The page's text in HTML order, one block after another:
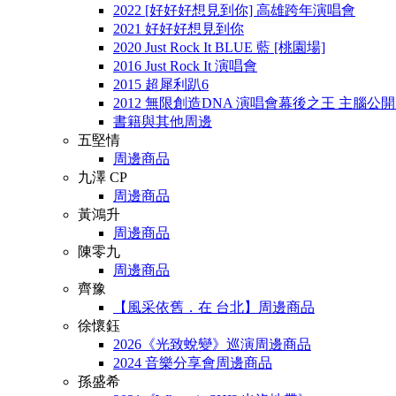
2022 [好好好想見到你] 高雄跨年演唱會
2021 好好好想見到你
2020 Just Rock It BLUE 藍 [桃園場]
2016 Just Rock It 演唱會
2015 超犀利趴6
2012 無限創造DNA 演唱會幕後之王 主腦公
書籍與其他周邊
五堅情
周邊商品
九澤 CP
周邊商品
黃鴻升
周邊商品
陳零九
周邊商品
齊豫
【風采依舊．在 台北】周邊商品
徐懷鈺
2026《光致蛻變》巡演周邊商品
2024 音樂分享會周邊商品
孫盛希